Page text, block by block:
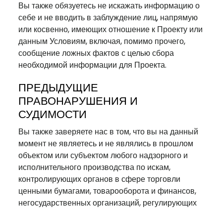
Вы также обязуетесь не искажать информацию о
себе и не вводить в заблуждение лиц, напрямую
или косвенно, имеющих отношение к Проекту или
данным Условиям, включая, помимо прочего,
сообщение ложных фактов с целью сбора
необходимой информации для Проекта.
ПРЕДЫДУЩИЕ
ПРАВОНАРУШЕНИЯ И
СУДИМОСТИ
Вы также заверяете нас в том, что вы на данный
момент не являетесь и не являлись в прошлом
объектом или субъектом любого надзорного и
исполнительного производства по искам,
контролирующих органов в сфере торговли
ценными бумагами, товарооборота и финансов,
негосударственных организаций, регулирующих